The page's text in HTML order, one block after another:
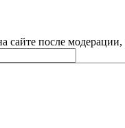
сайте после модерации,